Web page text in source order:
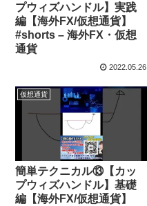
プウィズハンドル】実践
編【海外FX/仮想通貨】
#shorts – 海外FX・仮想
通貨
2022.05.26
仮想通貨
簡単テクニカル⑬【カッ
プウィズハンドル】基礎
編【海外FX/仮想通貨】